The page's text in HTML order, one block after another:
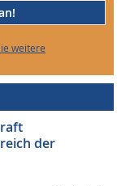
weitere
der